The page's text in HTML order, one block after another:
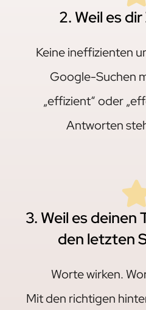
2. Weil es
Keine ineffizienten
Google-Suchen
„effizient“ oder
Antworten
3. Weil es deinen
den letzten
Worte wirken.
Mit den richtigen